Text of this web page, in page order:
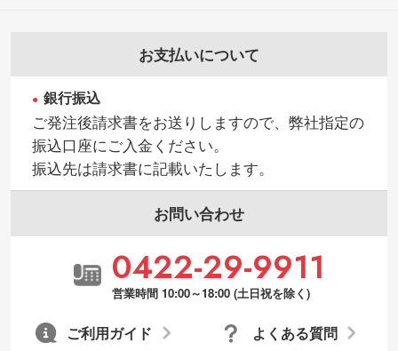
お支払いについて
銀行振込
ご発注後請求書をお送りしますので、弊社指定の
振込口座にご入金ください。
振込先は請求書に記載いたします。
お問い合わせ
0422-29-9911
営業時間 10:00～18:00 (土日祝を除く)
よくある質問
ご利用ガイド